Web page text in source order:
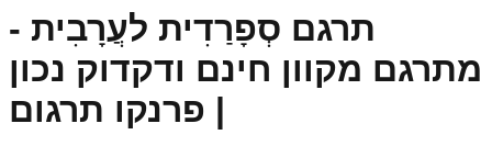
תרגם סְפָרַדִית לעֲרָבִית -
מתרגם מקוון חינם ודקדוק נכון
| פרנקו תרגום